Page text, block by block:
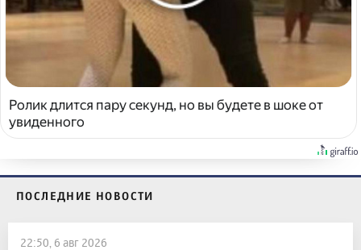
Ролик длится пару секунд, но вы будете в шоке от
увиденного
ПОСЛЕДНИЕ НОВОСТИ
22:50, 6 авг 2026